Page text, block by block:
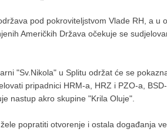
pod pokroviteljstvom Vlade RH, a u
Američkih Država očekuje se
"Sv.Nikola" u Splitu održat će se
pripadnici HRM-a, HRZ i PZO-a, BSD-
nastup akro skupine "Krila Oluje".
popratiti otvorenje i ostala događanja